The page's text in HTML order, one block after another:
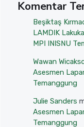
Komentar
Beşiktaş
LAMDIK
MPI INISNU
Wawan
Asesmen
Temanggung
Julie Sanders
Asesmen
Temanggung